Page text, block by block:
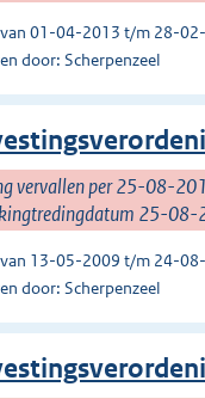
01-04-2013 t/m 28-
door: Scherpenzeel
vervallen per 25-08-
25-08-
13-05-2009 t/m 24-
door: Scherpenzeel